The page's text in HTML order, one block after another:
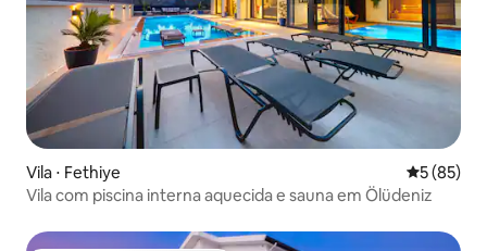
Vila ⋅ Fethiye 5 de uma
5 (85)
Vila com piscina interna aquecida e sauna em Ölüdeniz